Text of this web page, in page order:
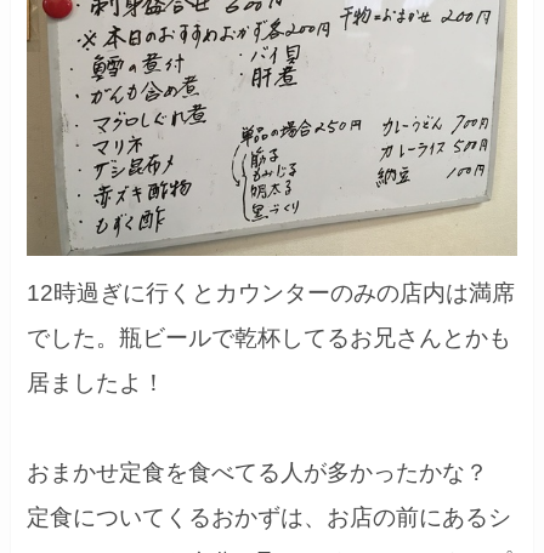
12時過ぎに行くとカウンターのみの店内は満席
でした。瓶ビールで乾杯してるお兄さんとかも
居ましたよ！
おまかせ定食を食べてる人が多かったかな？
定食についてくるおかずは、お店の前にあるシ